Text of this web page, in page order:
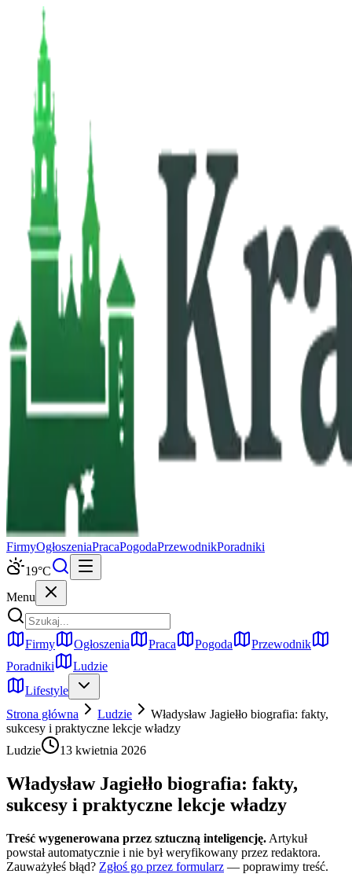
FirmyOgłoszeniaPracaPogodaPrzewodnikPoradniki
19°C
Menu
Firmy Ogłoszenia Praca Pogoda
Przewodnik
Poradniki
Ludzie
Lifestyle
Strona główna
Ludzie
Władysław Jagiełło biografia: fakty,
sukcesy i praktyczne lekcje władzy
Ludzie
13 kwietnia 2026
Władysław Jagiełło biografia: fakty,
sukcesy i praktyczne lekcje władzy
Treść wygenerowana przez sztuczną inteligencję. Artykuł
powstał automatycznie i nie był weryfikowany przez redaktora.
Zauważyłeś błąd? Zgłoś go przez formularz — poprawimy treść.